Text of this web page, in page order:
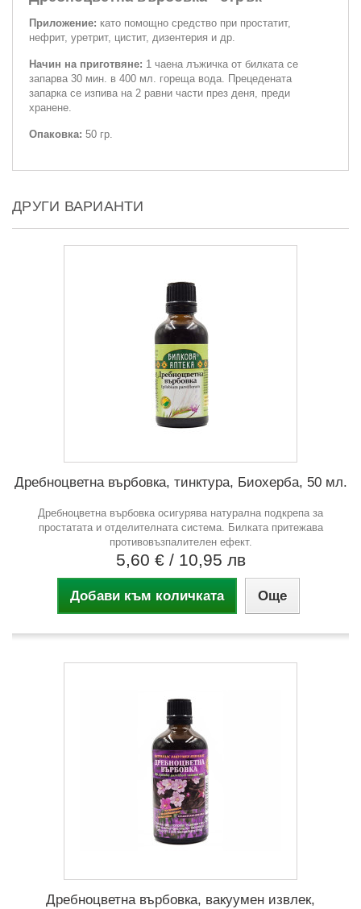
Приложение: като помощно средство при простатит,
нефрит, уретрит, цистит, дизентерия и др.
Начин на приготвяне: 1 чаена лъжичка от билката се
запарва 30 мин. в 400 мл. гореща вода. Прецедената
запарка се изпива на 2 равни части през деня, преди
хранене.
Опаковка: 50 гр.
ДРУГИ ВАРИАНТИ
Дребноцветна върбовка, тинктура, Биохерба, 50 мл.
Дребноцветна върбовка осигурява натурална подкрепа за
простатата и отделителната система. Билката притежава
противовъзпалителен ефект.
5,60 € / 10,95 лв
Добави към количката Още
Дребноцветна върбовка, вакуумен извлек,